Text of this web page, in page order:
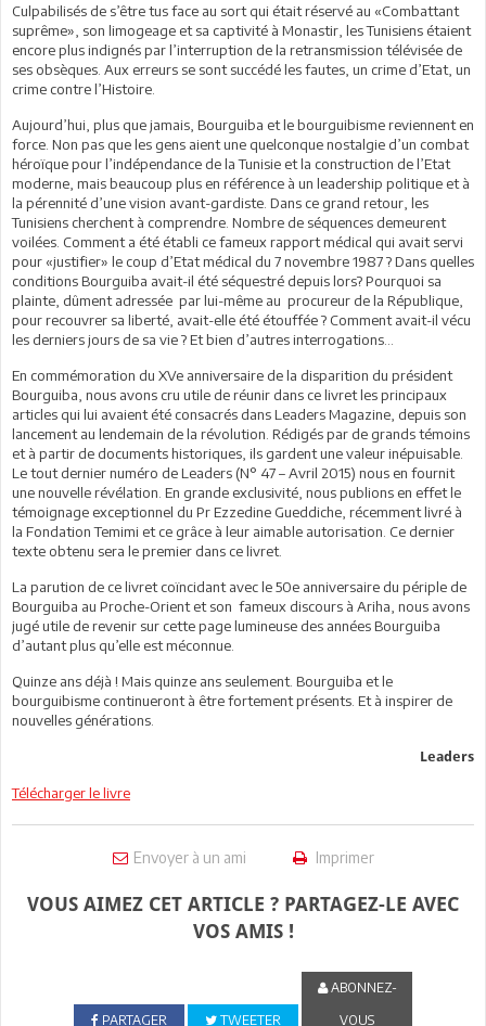
Culpabilisés de s’être tus face au sort qui était réservé au «Combattant
suprême», son limogeage et sa captivité à Monastir, les Tunisiens étaient
encore plus indignés par l’interruption de la retransmission télévisée de
ses obsèques. Aux erreurs se sont succédé les fautes, un crime d’Etat, un
crime contre l’Histoire.
Aujourd’hui, plus que jamais, Bourguiba et le bourguibisme reviennent en
force. Non pas que les gens aient une quelconque nostalgie d’un combat
héroïque pour l’indépendance de la Tunisie et la construction de l’Etat
moderne, mais beaucoup plus en référence à un leadership politique et à
la pérennité d’une vision avant-gardiste. Dans ce grand retour, les
Tunisiens cherchent à comprendre. Nombre de séquences demeurent
voilées. Comment a été établi ce fameux rapport médical qui avait servi
pour «justifier» le coup d’Etat médical du 7 novembre 1987 ? Dans quelles
conditions Bourguiba avait-il été séquestré depuis lors? Pourquoi sa
plainte, dûment adressée par lui-même au procureur de la République,
pour recouvrer sa liberté, avait-elle été étouffée ? Comment avait-il vécu
les derniers jours de sa vie ? Et bien d’autres interrogations...
En commémoration du XVe anniversaire de la disparition du président
Bourguiba, nous avons cru utile de réunir dans ce livret les principaux
articles qui lui avaient été consacrés dans Leaders Magazine, depuis son
lancement au lendemain de la révolution. Rédigés par de grands témoins
et à partir de documents historiques, ils gardent une valeur inépuisable.
Le tout dernier numéro de Leaders (N° 47 – Avril 2015) nous en fournit
une nouvelle révélation. En grande exclusivité, nous publions en effet le
témoignage exceptionnel du Pr Ezzedine Gueddiche, récemment livré à
la Fondation Temimi et ce grâce à leur aimable autorisation. Ce dernier
texte obtenu sera le premier dans ce livret.
La parution de ce livret coïncidant avec le 50e anniversaire du périple de
Bourguiba au Proche-Orient et son fameux discours à Ariha, nous avons
jugé utile de revenir sur cette page lumineuse des années Bourguiba
d’autant plus qu’elle est méconnue.
Quinze ans déjà ! Mais quinze ans seulement. Bourguiba et le
bourguibisme continueront à être fortement présents. Et à inspirer de
nouvelles générations.
Leaders
Télécharger le livre
Envoyer à un ami Imprimer
VOUS AIMEZ CET ARTICLE ? PARTAGEZ-LE AVEC
VOS AMIS !
PARTAGER TWEETER
ABONNEZ-
VOUS